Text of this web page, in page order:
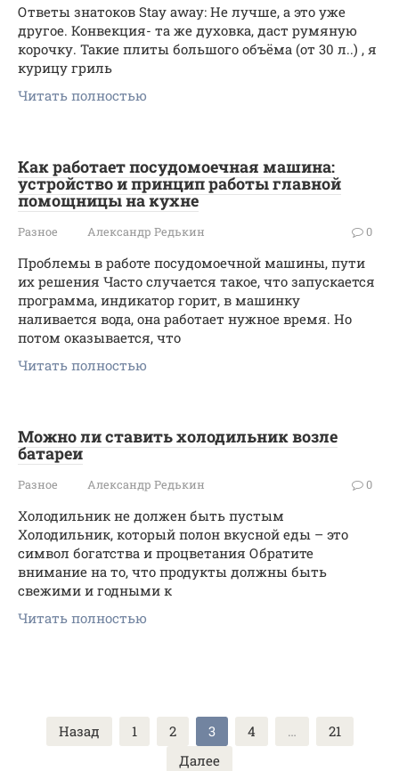
Ответы знатоков Stay away: Не лучше, а это уже
другое. Конвекция- та же духовка, даст румяную
корочку. Такие плиты большого объёма (от 30 л..) , я
курицу гриль
Читать полностью
Как работает посудомоечная машина:
устройство и принцип работы главной
помощницы на кухне
Разное Александр Редькин 0
Проблемы в работе посудомоечной машины, пути
их решения Часто случается такое, что запускается
программа, индикатор горит, в машинку
наливается вода, она работает нужное время. Но
потом оказывается, что
Читать полностью
Можно ли ставить холодильник возле
батареи
Разное Александр Редькин 0
Холодильник не должен быть пустым
Холодильник, который полон вкусной еды – это
символ богатства и процветания Обратите
внимание на то, что продукты должны быть
свежими и годными к
Читать полностью
Пагинация
записей
Назад 1 2 3 4 …
21
Далее